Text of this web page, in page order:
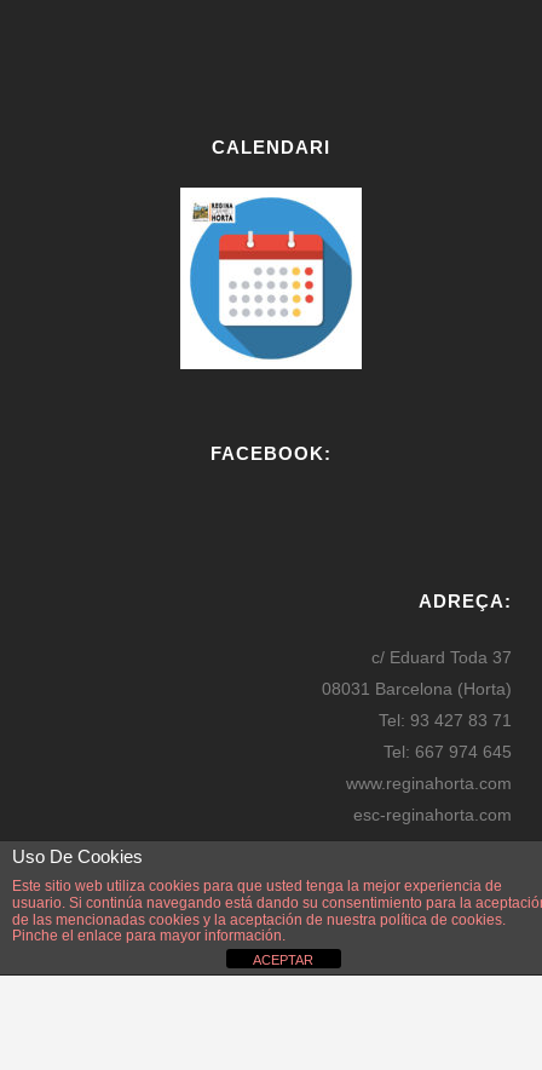
CALENDARI
FACEBOOK:
ADREÇA:
c/ Eduard Toda 37
08031 Barcelona (Horta)
Tel: 93 427 83 71
Tel: 667 974 645
www.reginahorta.com
esc-reginahorta.com
secretaria@reginahorta.com
Mapa
Uso De Cookies
Este sitio web utiliza cookies para que usted tenga la mejor experiencia de
usuario. Si continúa navegando está dando su consentimiento para la
de las mencionadas cookies y la aceptación de nuestra política de cookies.
Pinche el enlace para mayor información.
ACEPTAR